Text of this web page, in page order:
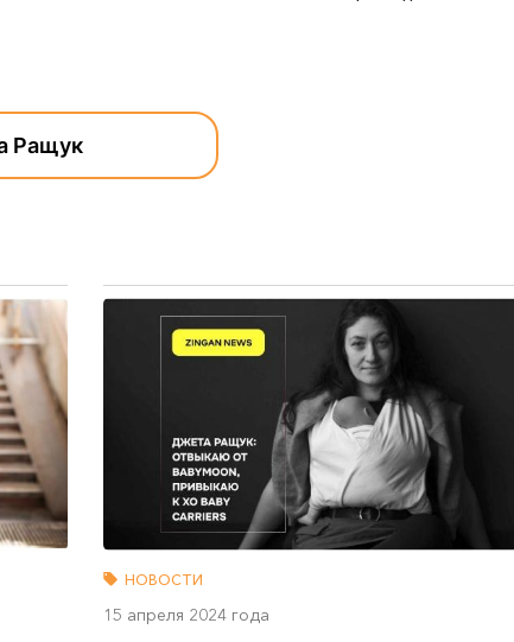
Ращук
НОВОСТИ
15 апреля 2024 года